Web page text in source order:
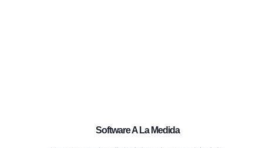
Software A La Medida